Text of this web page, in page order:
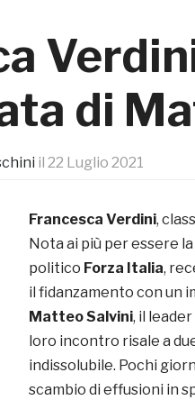
di
il 22 Luglio 2021
Francesca Verdini,
Nota ai più per essere la
politico Forza Italia,
il fidanzamento con un
Matteo Salvini, il
loro incontro risale a
indissolubile. Pochi
scambio di effusioni in